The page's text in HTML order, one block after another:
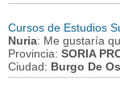
Cursos de Estudios
Nuria: Me gustaría
Provincia: SORIA
Ciudad: Burgo De